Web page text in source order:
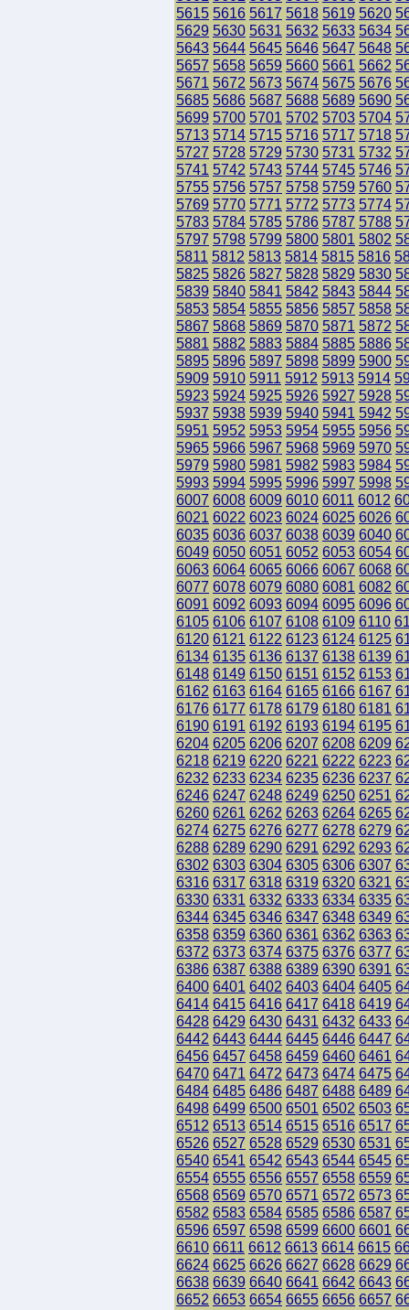
5615 5616 5617 5618 5619 5620
5629 5630 5631 5632 5633 5634
5643 5644 5645 5646 5647 5648
5657 5658 5659 5660 5661 5662
5671 5672 5673 5674 5675 5676
5685 5686 5687 5688 5689 5690
5699 5700 5701 5702 5703 5704
5713 5714 5715 5716 5717 5718
5727 5728 5729 5730 5731 5732
5741 5742 5743 5744 5745 5746
5755 5756 5757 5758 5759 5760
5769 5770 5771 5772 5773 5774
5783 5784 5785 5786 5787 5788
5797 5798 5799 5800 5801 5802
5811 5812 5813 5814 5815 5816
5825 5826 5827 5828 5829 5830
5839 5840 5841 5842 5843 5844
5853 5854 5855 5856 5857 5858
5867 5868 5869 5870 5871 5872
5881 5882 5883 5884 5885 5886
5895 5896 5897 5898 5899 5900
5909 5910 5911 5912 5913 5914
5923 5924 5925 5926 5927 5928
5937 5938 5939 5940 5941 5942
5951 5952 5953 5954 5955 5956
5965 5966 5967 5968 5969 5970
5979 5980 5981 5982 5983 5984
5993 5994 5995 5996 5997 5998
6007 6008 6009 6010 6011 6012
6021 6022 6023 6024 6025 6026
6035 6036 6037 6038 6039 6040
6049 6050 6051 6052 6053 6054
6063 6064 6065 6066 6067 6068
6077 6078 6079 6080 6081 6082
6091 6092 6093 6094 6095 6096
6105 6106 6107 6108 6109 6110
6120 6121 6122 6123 6124 6125
6134 6135 6136 6137 6138 6139
6148 6149 6150 6151 6152 6153
6162 6163 6164 6165 6166 6167
6176 6177 6178 6179 6180 6181
6190 6191 6192 6193 6194 6195
6204 6205 6206 6207 6208 6209
6218 6219 6220 6221 6222 6223
6232 6233 6234 6235 6236 6237
6246 6247 6248 6249 6250 6251
6260 6261 6262 6263 6264 6265
6274 6275 6276 6277 6278 6279
6288 6289 6290 6291 6292 6293
6302 6303 6304 6305 6306 6307
6316 6317 6318 6319 6320 6321
6330 6331 6332 6333 6334 6335
6344 6345 6346 6347 6348 6349
6358 6359 6360 6361 6362 6363
6372 6373 6374 6375 6376 6377
6386 6387 6388 6389 6390 6391
6400 6401 6402 6403 6404 6405
6414 6415 6416 6417 6418 6419
6428 6429 6430 6431 6432 6433
6442 6443 6444 6445 6446 6447
6456 6457 6458 6459 6460 6461
6470 6471 6472 6473 6474 6475
6484 6485 6486 6487 6488 6489
6498 6499 6500 6501 6502 6503
6512 6513 6514 6515 6516 6517
6526 6527 6528 6529 6530 6531
6540 6541 6542 6543 6544 6545
6554 6555 6556 6557 6558 6559
6568 6569 6570 6571 6572 6573
6582 6583 6584 6585 6586 6587
6596 6597 6598 6599 6600 6601
6610 6611 6612 6613 6614 6615
6624 6625 6626 6627 6628 6629
6638 6639 6640 6641 6642 6643
6652 6653 6654 6655 6656 6657